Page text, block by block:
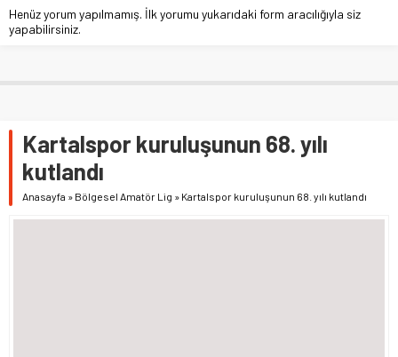
Henüz yorum yapılmamış. İlk yorumu yukarıdaki form aracılığıyla siz
yapabilirsiniz.
Kartalspor kuruluşunun 68. yılı
kutlandı
Anasayfa » Bölgesel Amatör Lig » Kartalspor kuruluşunun 68. yılı kutlandı